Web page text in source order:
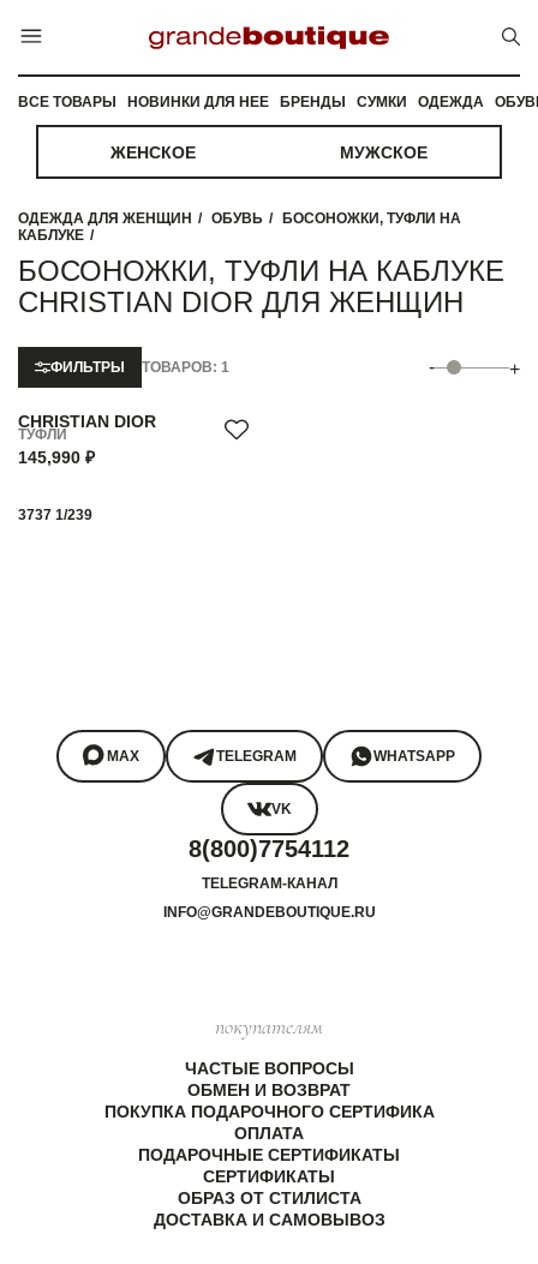
ВСЕ ТОВАРЫ НОВИНКИ ДЛЯ НЕЕ БРЕНДЫ СУМКИ ОДЕЖДА
ЖЕНСКОЕ МУЖСКОЕ
ОДЕЖДА ДЛЯ ЖЕНЩИН ОБУВЬ
БОСОНОЖКИ, ТУФЛИ НА
КАБЛУКЕ
БОСОНОЖКИ, ТУФЛИ НА КАБЛУКЕ
CHRISTIAN DIOR ДЛЯ ЖЕНЩИН
ФИЛЬТРЫ ТОВАРОВ: 1 - +
CHRISTIAN DIOR
ТУФЛИ
145,990 ₽
3737 1/239
MAX TELEGRAM WHATSAPP
VK
8(800)7754112
TELEGRAM-КАНАЛ
INFO@GRANDEBOUTIQUE.RU
покупателям
ЧАСТЫЕ ВОПРОСЫ
ОБМЕН И ВОЗВРАТ
ПОКУПКА ПОДАРОЧНОГО СЕРТИФИКА
ОПЛАТА
ПОДАРОЧНЫЕ СЕРТИФИКАТЫ
СЕРТИФИКАТЫ
ОБРАЗ ОТ СТИЛИСТА
ДОСТАВКА И САМОВЫВОЗ